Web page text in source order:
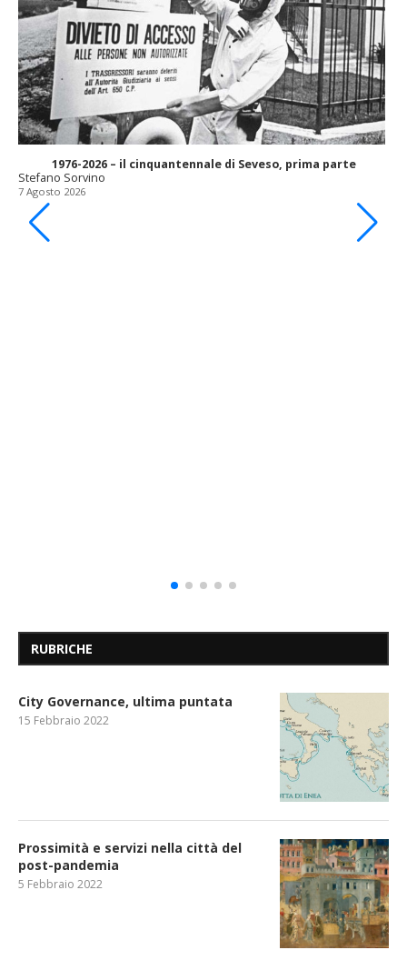
1976-2026 – il cinquantennale di Seveso, prima parte
Stefano Sorvino
7 Agosto 2026
RUBRICHE
City Governance, ultima puntata
15 Febbraio 2022
Prossimità e servizi nella città del
post-pandemia
5 Febbraio 2022